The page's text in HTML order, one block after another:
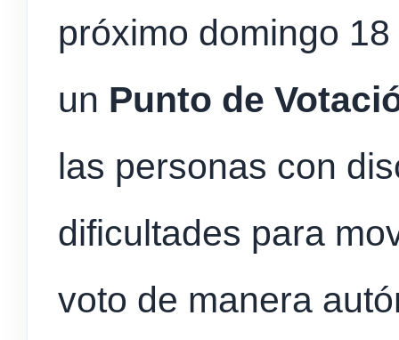
próximo domingo
un Punto de
las personas con
dificultades para
voto de manera